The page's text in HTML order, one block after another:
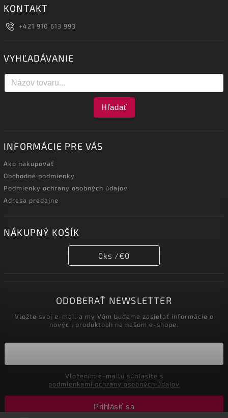
KONTAKT
+421 910 613 993
VYHĽADÁVANIE
Hľadať
INFORMÁCIE PRE VÁS
Ako nakupovať
Obchodné podmienky
Podmienky ochrany osobných údajov
Adresa predajne
NÁKUPNÝ KOŠÍK
0ks /€0
ODOBERAŤ NEWSLETTER
Vložte svoj e-mail a my Vám budeme zasielať informácie o
nových produktoch na našom e-shope.
podmienkami ochrany osobných údajov
Prihlásiť sa